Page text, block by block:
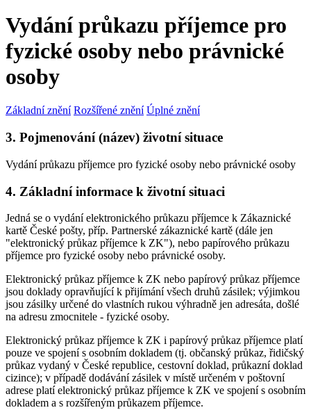
Vydání průkazu příjemce pro
fyzické osoby nebo právnické
osoby
Základní znění Rozšířené znění Úplné znění
3. Pojmenování (název) životní situace
Vydání průkazu příjemce pro fyzické osoby nebo právnické osoby
4. Základní informace k životní situaci
Jedná se o vydání elektronického průkazu příjemce k Zákaznické
kartě České pošty, příp. Partnerské zákaznické kartě (dále jen
"elektronický průkaz příjemce k ZK"), nebo papírového průkazu
příjemce pro fyzické osoby nebo právnické osoby.
Elektronický průkaz příjemce k ZK nebo papírový průkaz příjemce
jsou doklady opravňující k přijímání všech druhů zásilek; výjimkou
jsou zásilky určené do vlastních rukou výhradně jen adresáta, došlé
na adresu zmocnitele - fyzické osoby.
Elektronický průkaz příjemce k ZK i papírový průkaz příjemce platí
pouze ve spojení s osobním dokladem (tj. občanský průkaz, řidičský
průkaz vydaný v České republice, cestovní doklad, průkazní doklad
cizince); v případě dodávání zásilek v místě určeném v poštovní
adrese platí elektronický průkaz příjemce k ZK ve spojení s osobním
dokladem a s rozšířeným průkazem příjemce.